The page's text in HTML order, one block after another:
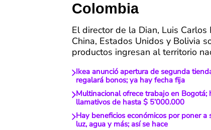
Colombia
El director de la Dian, Luis Carlos
China, Estados Unidos y Bolivia
productos ingresan al territorio
Ikea anunció apertura de segunda
regalará bonos; ya hay fecha fija
Multinacional ofrece trabajo en Bogotá;
llamativos de hasta $ 5’000.000
Hay beneficios económicos por poner a
luz, agua y más; así se hace